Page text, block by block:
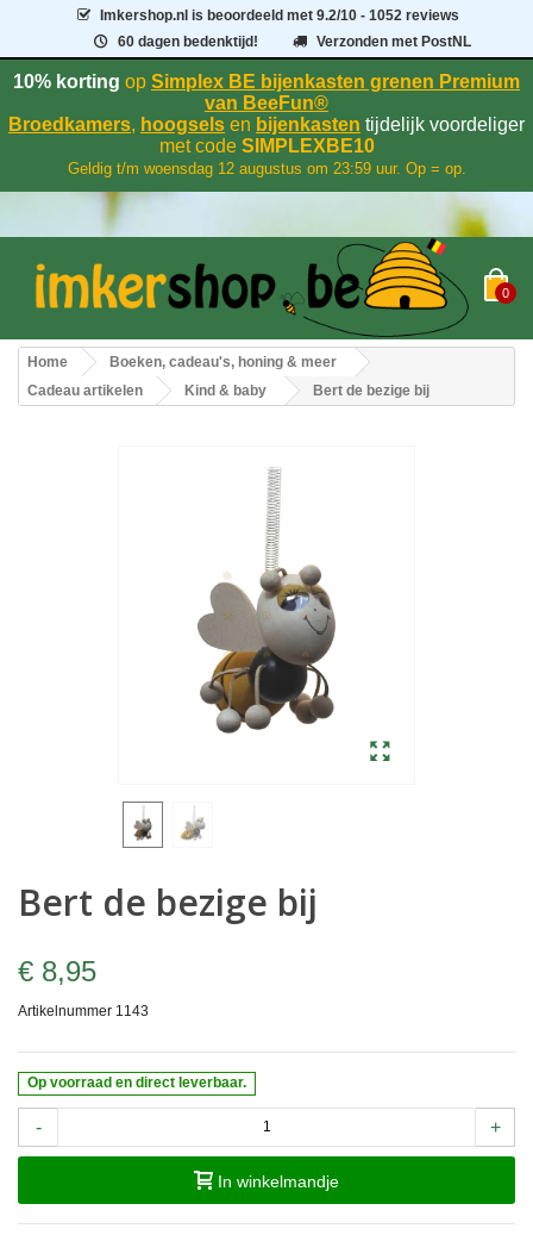
Imkershop.nl is beoordeeld met9.2/10 - 1052 reviews
60 dagen bedenktijd!
Verzonden met PostNL
10% korting op Simplex BE bijenkasten grenen Premium
van BeeFun®
Broedkamers, hoogsels en bijenkasten tijdelijk voordeliger
met codeSIMPLEXBE10
Geldig t/m woensdag 12 augustus om 23:59 uur. Op = op.
0
Home
Boeken, cadeau's, honing & meer
Cadeau artikelen
Kind & baby Bert de bezige bij
Bert de bezige bij
€ 8,95
Artikelnummer 1143
Op voorraad en direct leverbaar.
- +
In winkelmandje